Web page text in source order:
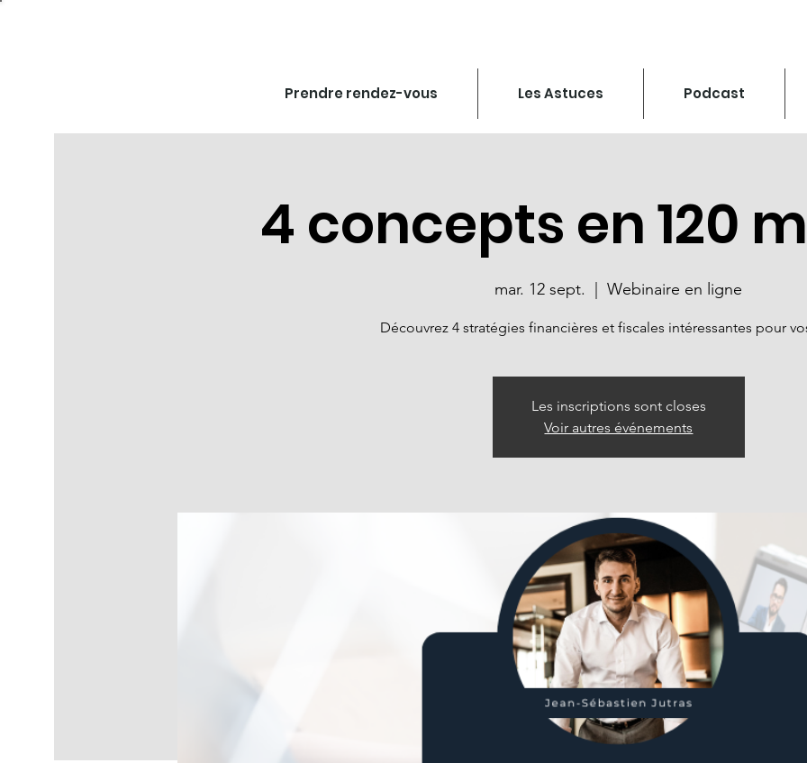
Prendre rendez-vous Les Astuces Podcast
4 concepts en 120
mar. 12 sept.
  |
Webinaire en ligne
Découvrez 4 stratégies financières et fiscales intéressantes pour
Les inscriptions sont closes
Voir autres événements